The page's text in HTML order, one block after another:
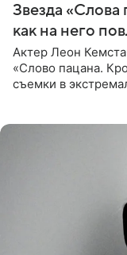
Звезда «Слова
как на него
Актер Леон
«Слово пацана.
съемки в